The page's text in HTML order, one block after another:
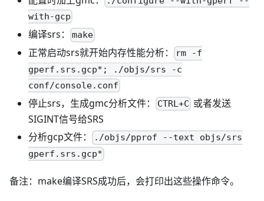
with-gcp
编译srs： make
正常启动srs就开始内存性能分析：
rm -f
gperf.srs.gcp*; ./objs/srs -c
conf/console.conf
停止srs，生成gmc分析文件： CTRL+C 或者发送
SIGINT信号给SRS
分析gcp文件：
./objs/pprof --text objs/srs
gperf.srs.gcp*
备注：make编译SRS成功后，会打印出这些操作命令。